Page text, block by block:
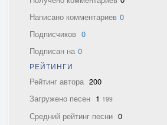
Написано комментариев 0
Подписчиков 0
Подписан на 0
РЕЙТИНГИ
Рейтинг автора 200
Загружено песен 1 199
Средний рейтинг песни 0